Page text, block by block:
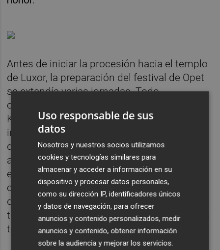
Antes de iniciar la procesión hacia el templo
de Luxor, la preparación del festival de Opet
se extendía varias jornadas. Todo
comenzaba con la llegada del faraón a
Karnak, donde ofrecía comida, bebida e
inciensos como ofrendas a la tríada de
dioses y realizaba multitud de purificaciones
a lo largo de varios días para que los dioses
estuvieran preparados para abandonar su
casa y viajar. Asimismo, a lo largo de esos
días se sacrificaban docenas o cientos de
terneros, que luego servirían como comida a
todos los trabajadores del templo.
Uso responsable de sus
datos
Nosotros y nuestros socios utilizamos
cookies y tecnologías similares para
almacenar y acceder a información en su
dispositivo y procesar datos personales,
como su dirección IP, identificadores únicos
y datos de navegación, para ofrecer
anuncios y contenido personalizados, medir
anuncios y contenido, obtener información
sobre la audiencia y mejorar los servicios.